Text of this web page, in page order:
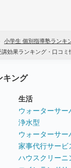
小学生 個別指導塾ランキ
効果ランキング・口コミ
キング
生活
ウォーターサー
浄水型
ウォーターサー
家事代行サービ
ハウスクリーニ